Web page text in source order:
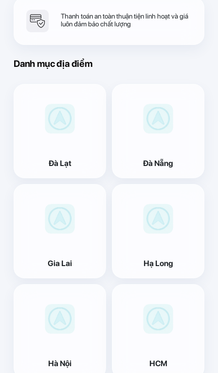
Thanh toán an toàn thuận tiện linh hoạt và giá
luôn đảm bảo chất lượng
Danh mục địa điểm
Đà Lạt Đà Nẵng
Gia Lai Hạ Long
Hà Nội HCM